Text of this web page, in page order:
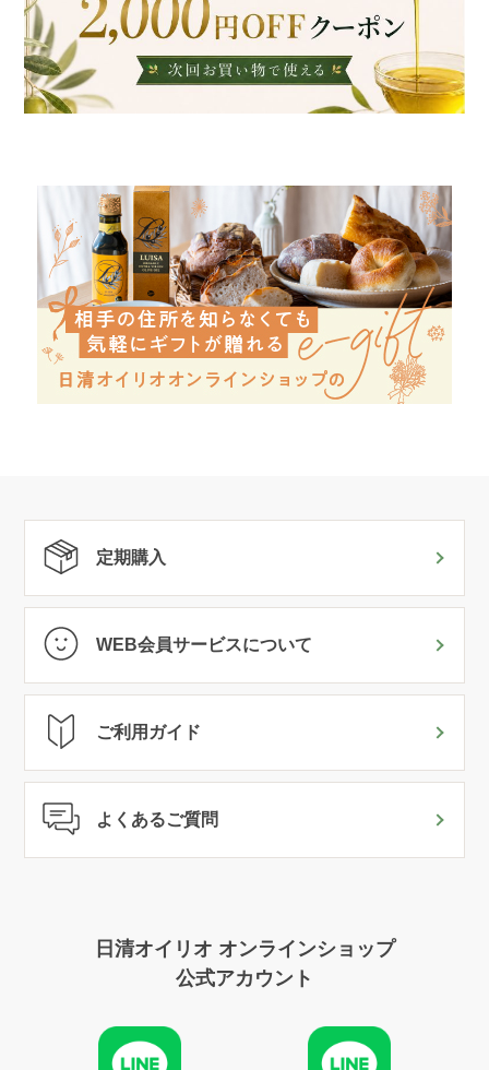
定期購入
WEB会員サービスについて
ご利用ガイド
よくあるご質問
日清オイリオ オンラインショップ
公式アカウント